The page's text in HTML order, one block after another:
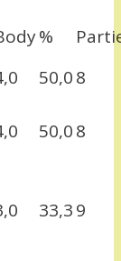
%
50,08
50,08
33,39